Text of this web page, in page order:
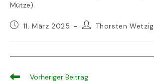
Mütze).
Beitrag11. März 2025
Beitrags-
Thorsten Wetzig
WeitereVorheriger Beitrag